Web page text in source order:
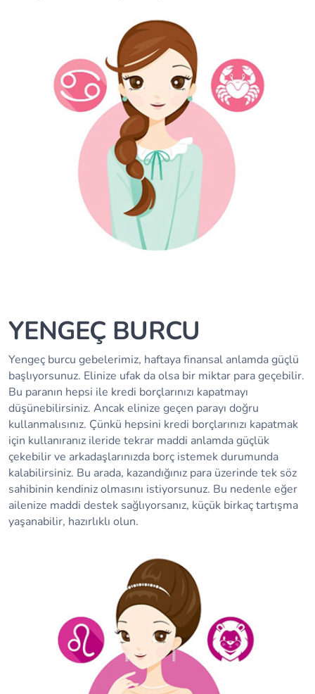
YENGEÇ BURCU
Yengeç burcu gebelerimiz, haftaya finansal anlamda güçlü
başlıyorsunuz. Elinize ufak da olsa bir miktar para geçebilir.
Bu paranın hepsi ile kredi borçlarınızı kapatmayı
düşünebilirsiniz. Ancak elinize geçen parayı doğru
kullanmalısınız. Çünkü hepsini kredi borçlarınızı kapatmak
için kullanıranız ileride tekrar maddi anlamda güçlük
çekebilir ve arkadaşlarınızda borç istemek durumunda
kalabilirsiniz. Bu arada, kazandığınız para üzerinde tek söz
sahibinin kendiniz olmasını istiyorsunuz. Bu nedenle eğer
ailenize maddi destek sağlıyorsanız, küçük birkaç tartışma
yaşanabilir, hazırlıklı olun.